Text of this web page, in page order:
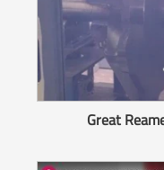
Great